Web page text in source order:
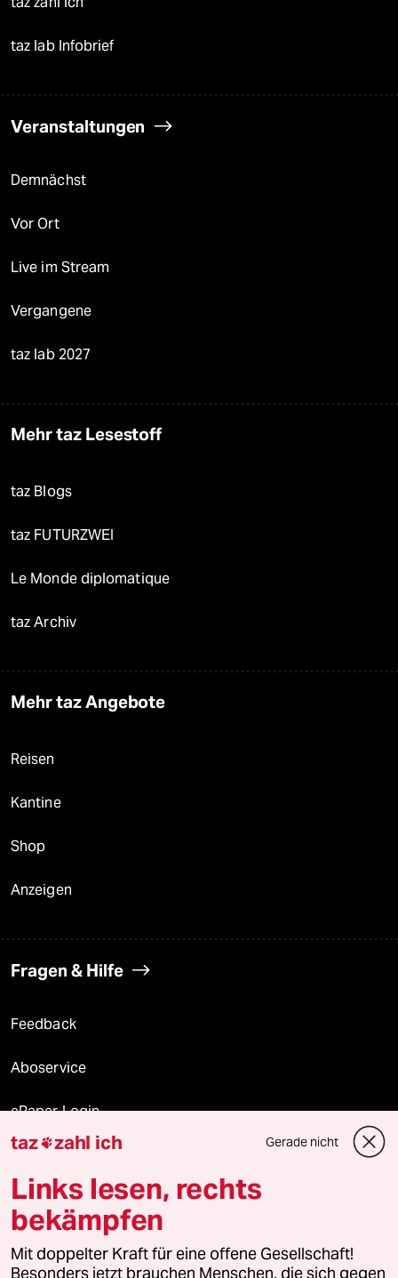
taz lab Infobrief
Veranstaltungen
Demnächst
Vor Ort
Live im Stream
Vergangene
taz lab 2027
Mehr taz Lesestoff
taz Blogs
taz FUTURZWEI
Le Monde diplomatique
taz Archiv
Mehr taz Angebote
Reisen
Kantine
Shop
Anzeigen
Fragen & Hilfe
Feedback
Aboservice
ePaper Login
Downloads für Abonnierende
© 2026 taz Verlags und Vertriebs GmbH
Alle Rechte vorbehalten. Bei rechtlichen Fragen oder für Genehmigungen
wenden Sie sich bitte an
lizenzen@taz.de
taz zahl ich Gerade nicht
Links lesen, rechts
bekämpfen
Mit doppelter Kraft für eine offene Gesellschaft!
Besonders jetzt brauchen Menschen, die sich gegen